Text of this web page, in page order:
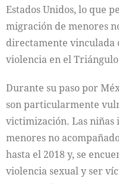
Estados Unidos, lo que
migración de menores
directamente vinculada
violencia en el
Durante su paso por
son particularmente
victimización. Las niñas
menores no
hasta el 2018 y, se
violencia sexual y ser